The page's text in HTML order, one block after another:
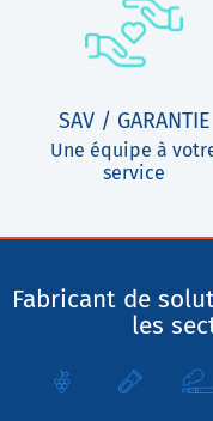
SAV / GARANTIE
Une équipe à
service
Fabricant de
les